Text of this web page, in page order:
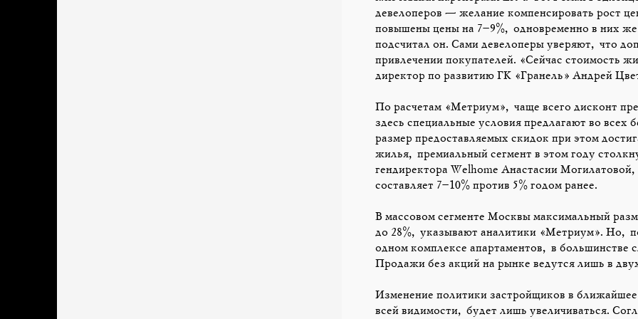
девелоперов — желание компенсировать рост
повышены цены на 7–9%, одновременно в них
подсчитал он. Сами девелоперы уверяют, что
привлечении покупателей. «Сейчас стоимость
директор по развитию ГК «Гранель» Андрей
По расчетам «Метриум», чаще всего дисконт
здесь специальные условия предлагают во
размер предоставляемых скидок при этом
жилья, премиальный сегмент в этом году
гендиректора Welhome Анастасии
составляет 7–10% против 5% годом ранее.
В массовом сегменте Москвы максимальный
до 28%, указывают аналитики «Метриум». Но,
одном комплексе апартаментов, в большинстве
Продажи без акций на рынке ведутся лишь в
Изменение политики застройщиков в
всей видимости, будет лишь увеличиваться.